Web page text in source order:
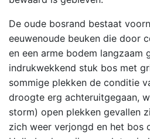
De oude bosrand bestaat
eeuwenoude beuken die door
en een arme bodem langzaam
indrukwekkend stuk bos met
sommige plekken de conditie
droogte erg achteruitgegaan,
storm) open plekken gevallen
zich weer verjongd en het bos